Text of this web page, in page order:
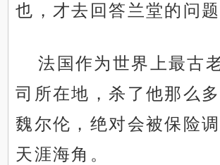
也，才去回答兰堂的问题
法国作为世界上最古
司所在地，杀了他那么
魏尔伦，绝对会被保险
天涯海角。